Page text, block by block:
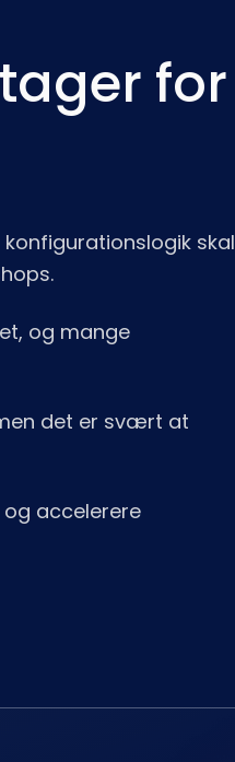
for
skal
og mange
det er svært at
accelerere